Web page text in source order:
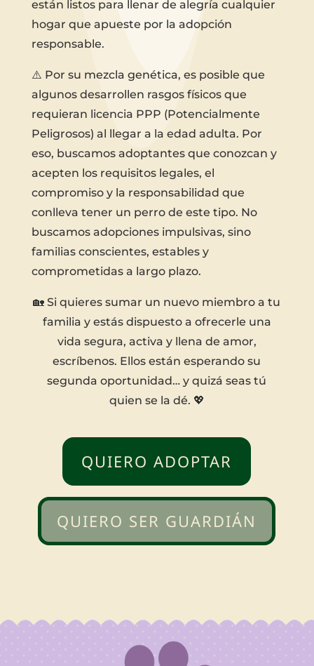
están listos para llenar de alegría cualquier
hogar que apueste por la adopción
responsable.
⚠️ Por su mezcla genética, es posible que
algunos desarrollen rasgos físicos que
requieran licencia PPP (Potencialmente
Peligrosos) al llegar a la edad adulta. Por
eso, buscamos adoptantes que conozcan y
acepten los requisitos legales, el
compromiso y la responsabilidad que
conlleva tener un perro de este tipo. No
buscamos adopciones impulsivas, sino
familias conscientes, estables y
comprometidas a largo plazo.
🏡 Si quieres sumar un nuevo miembro a tu
familia y estás dispuesto a ofrecerle una
vida segura, activa y llena de amor,
escríbenos. Ellos están esperando su
segunda oportunidad… y quizá seas tú
quien se la dé. 💖
QUIERO ADOPTAR
QUIERO SER GUARDIÁN